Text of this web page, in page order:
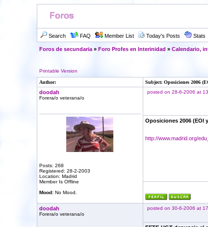
Search FAQ Member List Today's Posts Stats
Foros de secundaria» Foro Profes en Interinidad » Calendario,
Printable Version
Author: Subject: Oposiciones 2006
doodah
Forera/o veterana/o
Posts: 268
Registered: 28-2-2003
Location: Madrid
Member Is Offline
Mood:No Mood.
posted on 28-6-2006 at
Oposiciones 2006 (EOI
http://www.madrid.org/
doodah
Forera/o veterana/o
posted on 30-6-2006 at